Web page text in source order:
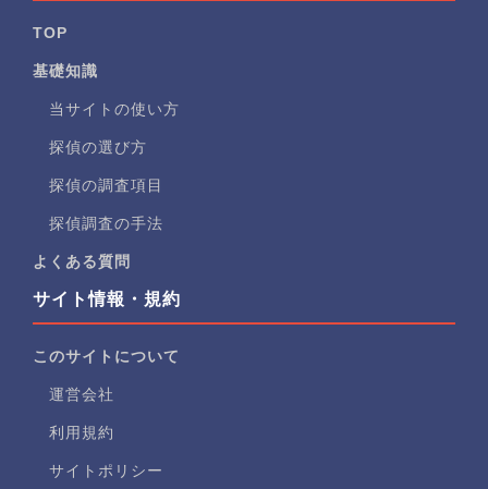
TOP
基礎知識
当サイトの使い方
探偵の選び方
探偵の調査項目
探偵調査の手法
よくある質問
サイト情報・規約
このサイトについて
運営会社
利用規約
サイトポリシー